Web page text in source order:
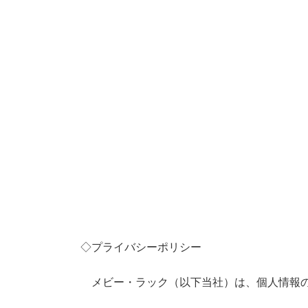
◇プライバシーポリシー
メビー・ラック（以下当社）は、個人情報